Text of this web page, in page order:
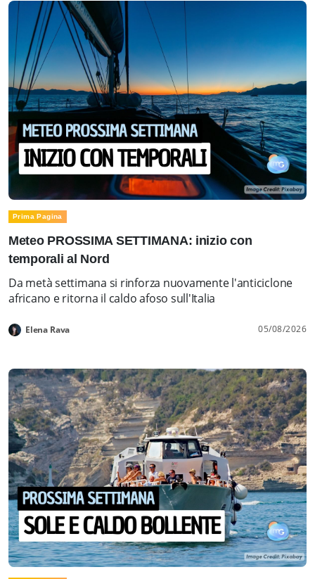
Prima Pagina
Meteo PROSSIMA SETTIMANA: inizio con
temporali al Nord
Da metà settimana si rinforza nuovamente l'anticiclone
africano e ritorna il caldo afoso sull'Italia
Elena Rava 05/08/2026